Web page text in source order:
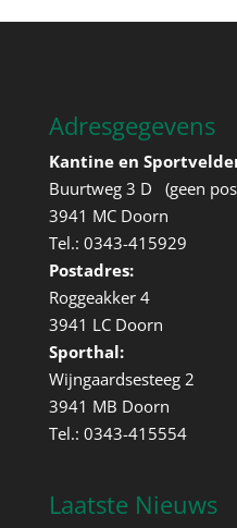
Adresgegevens
Kantine en
Buurtweg 3 D (geen
3941 MC Doorn
Tel.: 0343-415929
Postadres:
Roggeakker 4
3941 LC Doorn
Sporthal:
Wijngaardsesteeg 2
3941 MB Doorn
Tel.: 0343-415554
Laatste Nieuws